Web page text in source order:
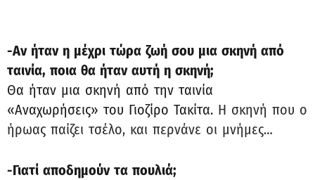
-Αν ήταν η μέχρι τώρα ζωή σου μια σκηνή από
ταινία, ποια θα ήταν αυτή η σκηνή;
Θα ήταν μια σκηνή από την ταινία
«Αναχωρήσεις» του Γιοζίρο Τακίτα. Η σκηνή που ο
ήρωας παίζει τσέλο, και περνάνε οι μνήμες…
-Γιατί αποδημούν τα πουλιά;